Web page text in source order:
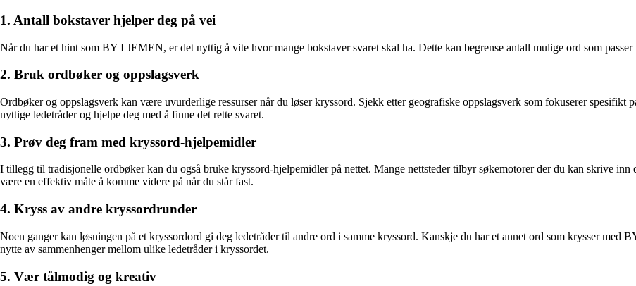
1. Antall bokstaver hjelper deg på vei
Når du har et hint som BY I JEMEN, er det nyttig å vite hvor mange bokstaver svaret skal ha. Dette kan begrense antall mulige ord som
2. Bruk ordbøker og oppslagsverk
Ordbøker og oppslagsverk kan være uvurderlige ressurser når du løser kryssord. Sjekk etter geografiske oppslagsverk som fokuserer spesifikt
nyttige ledetråder og hjelpe deg med å finne det rette svaret.
3. Prøv deg fram med kryssord-hjelpemidler
I tillegg til tradisjonelle ordbøker kan du også bruke kryssord-hjelpemidler på nettet. Mange nettsteder tilbyr søkemotorer der du kan skrive
være en effektiv måte å komme videre på når du står fast.
4. Kryss av andre kryssordrunder
Noen ganger kan løsningen på et kryssordord gi deg ledetråder til andre ord i samme kryssord. Kanskje du har et annet ord som krysser med
nytte av sammenhenger mellom ulike ledetråder i kryssordet.
5. Vær tålmodig og kreativ